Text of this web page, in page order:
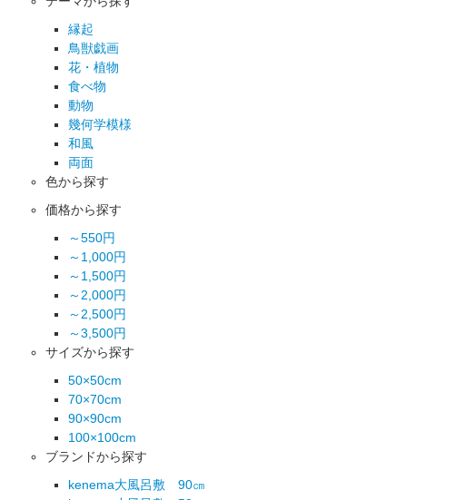
縁起
鳥獣戯画
花・植物
食べ物
動物
幾何学模様
和風
両面
色から探す
価格から探す
～550円
～1,000円
～1,500円
～2,000円
～2,500円
～3,500円
サイズから探す
50×50cm
70×70cm
90×90cm
100×100cm
ブランドから探す
kenema大風呂敷 90㎝